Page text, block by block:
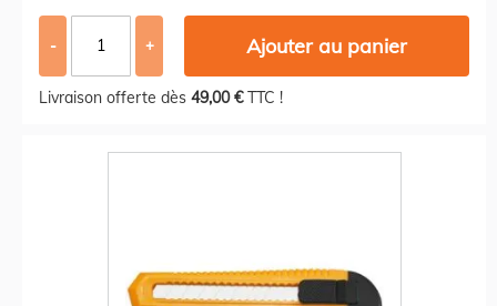
- + Ajouter au panier
Livraison offerte dès 49,00 €TTC !